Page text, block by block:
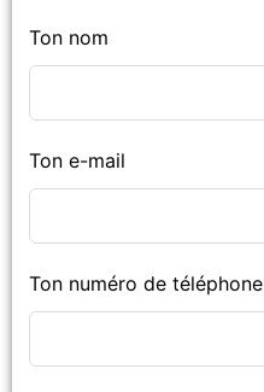
Ton nom
Ton e-mail
Ton numéro de téléphone